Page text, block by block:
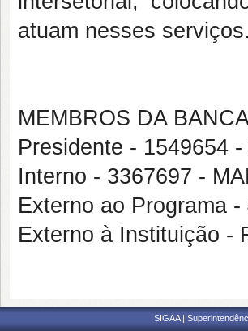
atuam nesses serviços.
MEMBROS DA
Presidente - 1549654
Interno - 3367697 -
Externo ao Programa
Externo à Instituição -
SIGAA |